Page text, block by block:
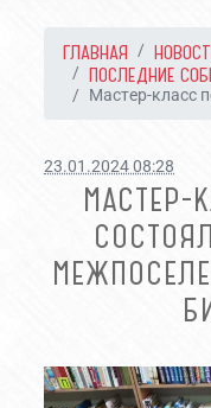
ГЛАВНАЯ
ПОСЛЕДНИЕ
Мастер-класс
23.01.2024 08:28
МАСТЕР-